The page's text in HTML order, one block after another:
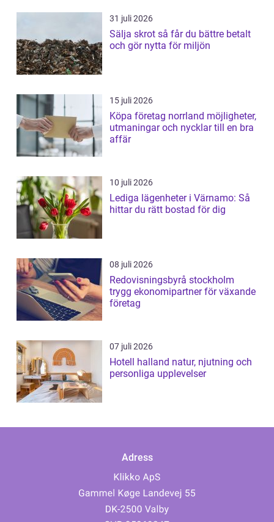
31 juli 2026
Sälja skrot så får du bättre betalt
och gör nytta för miljön
15 juli 2026
Köpa företag norrland möjligheter,
utmaningar och nycklar till en bra
affär
10 juli 2026
Lediga lägenheter i Värnamo: Så
hittar du rätt bostad för dig
08 juli 2026
Redovisningsbyrå stockholm
trygg ekonomipartner för växande
företag
07 juli 2026
Hotell halland natur, njutning och
personliga upplevelser
Adress